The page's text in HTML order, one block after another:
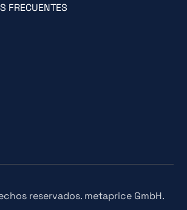
FRECUENTES
reservados. metaprice GmbH.